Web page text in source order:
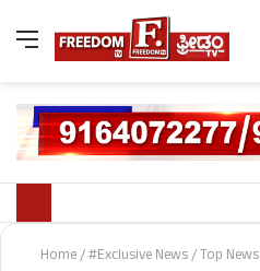
Home/#Exclusive News/Top News